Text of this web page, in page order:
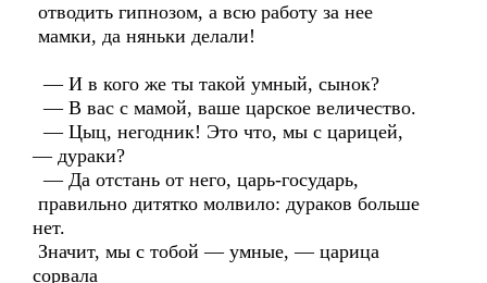
отводить гипнозом, а всю работу за нее
мамки, да няньки делали!
— И в кого же ты такой умный, сынок?
— В вас с мамой, ваше царское величество.
— Цыц, негодник! Это что, мы с царицей,
— дураки?
— Да отстань от него, царь-государь,
правильно дитятко молвило: дураков больше
нет.
Значит, мы с тобой — умные, — царица
сорвала